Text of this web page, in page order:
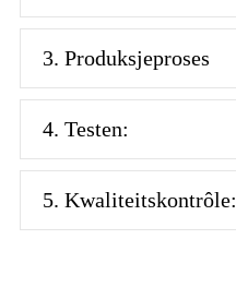
3. Produksjeproses
4. Testen:
5. Kwaliteitskontrôle: